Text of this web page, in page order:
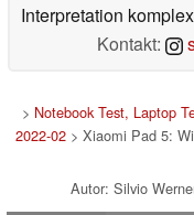
Interpretation
Kontakt:
> Notebook Test, Laptop
2022-02 > Xiaomi Pad 5:
Autor: Silvio